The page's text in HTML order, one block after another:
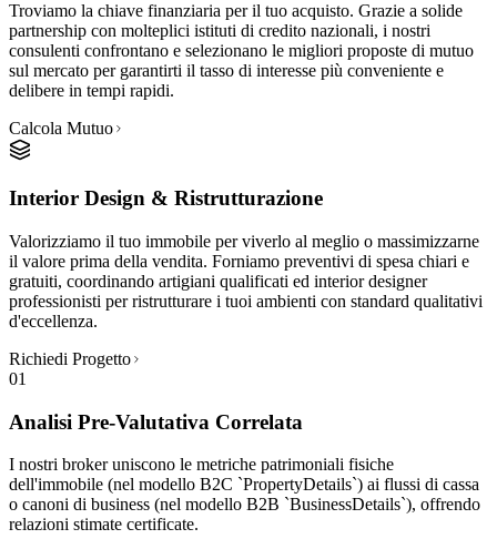
Troviamo la chiave finanziaria per il tuo acquisto. Grazie a solide
partnership con molteplici istituti di credito nazionali, i nostri
consulenti confrontano e selezionano le migliori proposte di mutuo
sul mercato per garantirti il tasso di interesse più conveniente e
delibere in tempi rapidi.
Calcola Mutuo
Interior Design & Ristrutturazione
Valorizziamo il tuo immobile per viverlo al meglio o massimizzarne
il valore prima della vendita. Forniamo preventivi di spesa chiari e
gratuiti, coordinando artigiani qualificati ed interior designer
professionisti per ristrutturare i tuoi ambienti con standard qualitativi
d'eccellenza.
Richiedi Progetto
01
Analisi Pre-Valutativa Correlata
I nostri broker uniscono le metriche patrimoniali fisiche
dell'immobile (nel modello B2C `PropertyDetails`) ai flussi di cassa
o canoni di business (nel modello B2B `BusinessDetails`), offrendo
relazioni stimate certificate.